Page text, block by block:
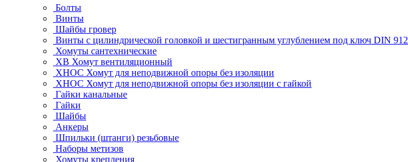
Болты
Винты
Шайбы гровер
Винты с цилиндрической головкой и шестигранным углублением под ключ DIN 912
Хомуты сантехнические
ХВ Хомут вентиляционный
ХНОС Хомут для неподвижной опоры без изоляции
ХНОС Хомут для неподвижной опоры без изоляции с гайкой
Гайки канальные
Гайки
Шайбы
Анкеры
Шпильки (штанги) резьбовые
Наборы метизов
Хомуты крепления